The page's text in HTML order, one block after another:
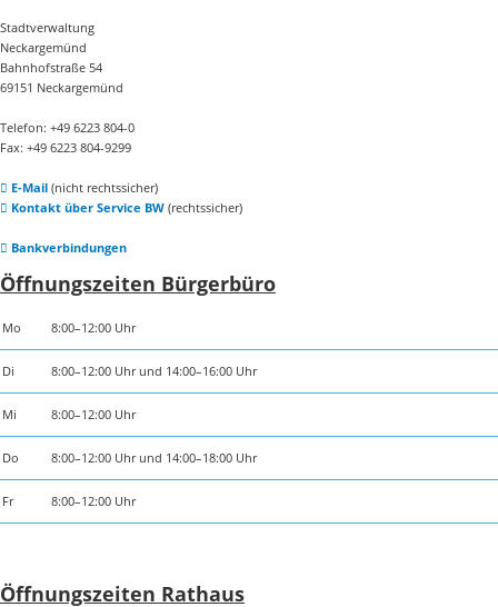
Stadtverwaltung
Neckargemünd
Bahnhofstraße 54
69151 Neckargemünd
Telefon: +49 6223 804-0
Fax: +49 6223 804-9299
E-Mail(nicht rechtssicher)
Kontakt über Service BW(rechtssicher)
Bankverbindungen
Öffnungszeiten Bürgerbüro
Mo 8:00–12:00 Uhr
Di 8:00–12:00 Uhr und 14:00–16:00 Uhr
Mi 8:00–12:00 Uhr
Do 8:00–12:00 Uhr und 14:00–18:00 Uhr
Fr 8:00–12:00 Uhr
Öffnungszeiten Rathaus